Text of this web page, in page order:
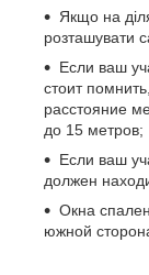
Якщо на
розташувати
Если ваш
стоит
расстояние
до 15 метров;
Если ваш
должен
Окна
южной